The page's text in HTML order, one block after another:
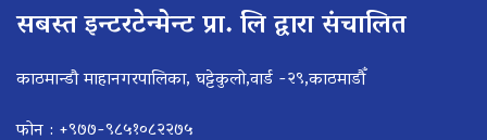
सबस्त इन्टरटेन्मेन्ट प्रा. लि द्वारा संचालित
काठमान्डौ माहानगरपालिका, घट्टेकुलो,वार्ड -२९,काठमाडौँ
फोन : +९७७-९८५१०८२२७५